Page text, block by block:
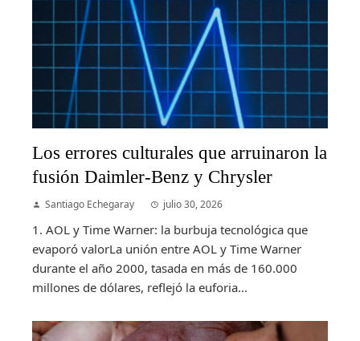
Los errores culturales que arruinaron la
fusión Daimler-Benz y Chrysler
Santiago Echegaray julio 30, 2026
1. AOL y Time Warner: la burbuja tecnológica que
evaporó valorLa unión entre AOL y Time Warner
durante el año 2000, tasada en más de 160.000
millones de dólares, reflejó la euforia...